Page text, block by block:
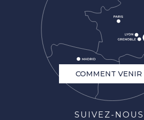
COMMENT VENIR
SUIVEZ-